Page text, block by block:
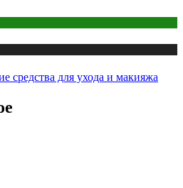
средства для ухода и макияжа